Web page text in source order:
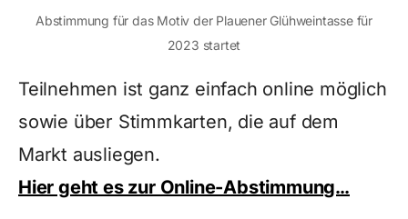
Abstimmung für das Motiv der Plauener Glühweintasse für
2023 startet
Teilnehmen ist ganz einfach online möglich
sowie über Stimmkarten, die auf dem
Markt ausliegen.
Hier geht es zur Online-Abstimmung…